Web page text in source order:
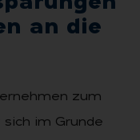
an die
zum
im Grunde